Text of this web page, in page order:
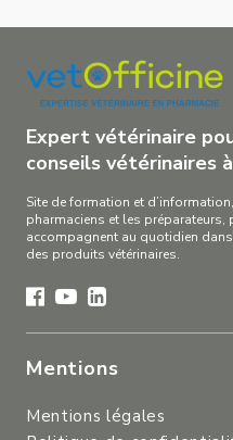
Expert vétérinaire
conseils vétérinaires
Site de formation et
pharmaciens et les préparateurs,
accompagnent au quotidien
des produits vétérinaires.
Mentions
Mentions légales